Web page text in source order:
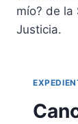
mío? de la
Justicia.